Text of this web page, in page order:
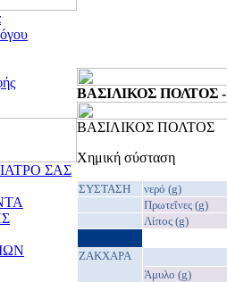
ΣΑΣ
ΒΑΣΙΛΙΚΟΣ ΠΟΛΤΟΣ -
ΒΑΣΙΛΙΚΟΣ ΠΟΛΤΟΣ
Χημική σύσταση
ΣΥΣΤΑΣΗ
νερό (g)
Πρωτεΐνες (g)
Λίπος (g)
ΖΑΚΧΑΡΑ
Άμυλο (g)